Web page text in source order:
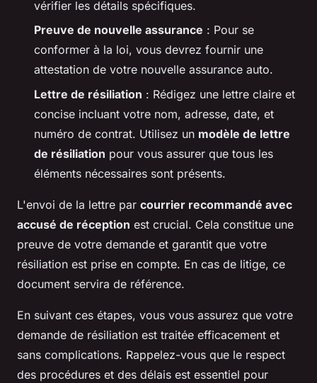
vérifier les détails spécifiques.
Preuve de nouvelle assurance : Pour se
conformer à la loi, vous devrez fournir une
attestation de votre nouvelle assurance auto.
Lettre de résiliation : Rédigez une lettre claire et
concise incluant votre nom, adresse, date, et
numéro de contrat. Utilisez un modèle de lettre
de résiliation pour vous assurer que tous les
éléments nécessaires sont présents.
L'envoi de la lettre par courrier recommandé avec
accusé de réception est crucial. Cela constitue une
preuve de votre demande et garantit que votre
résiliation est prise en compte. En cas de litige, ce
document servira de référence.
En suivant ces étapes, vous vous assurez que votre
demande de résiliation est traitée efficacement et
sans complications. Rappelez-vous que le respect
des procédures et des délais est essentiel pour